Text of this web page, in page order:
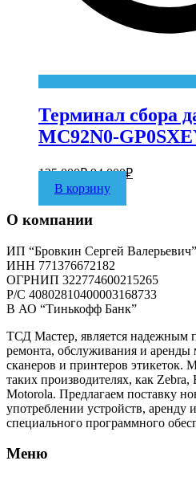
Терминал сбора
MC92N0-
125 000₽ 94 000₽
В корзину
О компании
ИП “Бровкин Сергей
ИНН 771376672182
ОГРНИП 322774600215265
P/C 40802810400003168733
В АО “Тинькофф Банк”
ТСД Мастер, является надежным
ремонта, обслуживания и
сканеров и принтеров этикеток.
таких производителях, как
Motorola. Предлагаем поставку
употреблении устройств, аренду
специального программного
Меню